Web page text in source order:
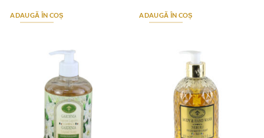
ADAUGĂ ÎN COȘ ADAUGĂ ÎN COȘ